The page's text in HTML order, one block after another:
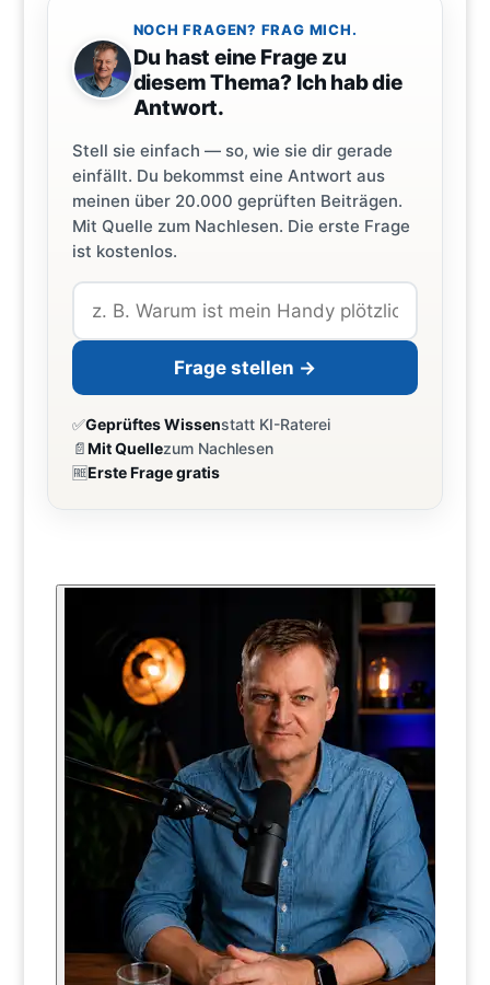
NOCH FRAGEN? FRAG MICH.
Du hast eine Frage zu
diesem Thema? Ich hab die
Antwort.
Stell sie einfach — so, wie sie dir gerade
einfällt. Du bekommst eine Antwort aus
meinen über 20.000 geprüften Beiträgen.
Mit Quelle zum Nachlesen. Die erste Frage
ist kostenlos.
Frage stellen →
✅Geprüftes Wissenstatt KI-Raterei
📄Mit Quellezum Nachlesen
🆓Erste Frage gratis